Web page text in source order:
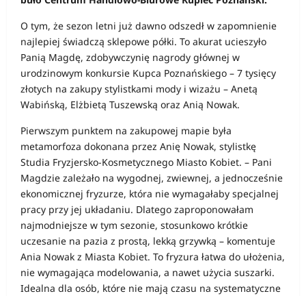
O tym, że sezon letni już dawno odszedł w zapomnienie
najlepiej świadczą sklepowe półki. To akurat ucieszyło
Panią Magdę, zdobywczynię nagrody głównej w
urodzinowym konkursie Kupca Poznańskiego – 7 tysięcy
złotych na zakupy stylistkami mody i wizażu – Anetą
Wabińską, Elżbietą Tuszewską oraz Anią Nowak.
Pierwszym punktem na zakupowej mapie była
metamorfoza dokonana przez Anię Nowak, stylistkę
Studia Fryzjersko-Kosmetycznego Miasto Kobiet. – Pani
Magdzie zależało na wygodnej, zwiewnej, a jednocześnie
ekonomicznej fryzurze, która nie wymagałaby specjalnej
pracy przy jej układaniu. Dlatego zaproponowałam
najmodniejsze w tym sezonie, stosunkowo krótkie
uczesanie na pazia z prostą, lekką grzywką – komentuje
Ania Nowak z Miasta Kobiet. To fryzura łatwa do ułożenia,
nie wymagająca modelowania, a nawet użycia suszarki.
Idealna dla osób, które nie mają czasu na systematyczne